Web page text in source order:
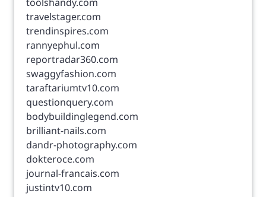
travelstager.com
trendinspires.com
rannyephul.com
reportradar360.com
swaggyfashion.com
taraftariumtv10.com
questionquery.com
bodybuildinglegend.com
brilliant-nails.com
dandr-photography.com
dokteroce.com
journal-francais.com
justintv10.com